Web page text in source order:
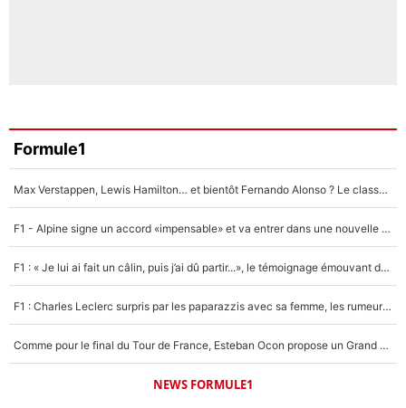
Formule1
Max Verstappen, Lewis Hamilton… et bientôt Fernando Alonso ? Le classement des pilotes les mieux payés en Formule 1 risque de changer !
F1 - Alpine signe un accord «impensable» et va entrer dans une nouvelle dimension : Grande nouvelle pour Pierre Gasly !
F1 : « Je lui ai fait un câlin, puis j’ai dû partir...», le témoignage émouvant de Max Verstappen sur sa fille
F1 : Charles Leclerc surpris par les paparazzis avec sa femme, les rumeurs étaient vraies !
Comme pour le final du Tour de France, Esteban Ocon propose un Grand Prix de Formule 1 à Paris : «Autour de l’Arc de Triomphe, ce serait génial» !
NEWS FORMULE1